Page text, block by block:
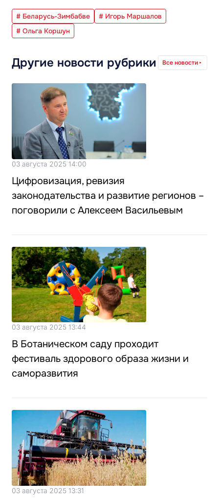
# Беларусь-Зимбабве
# Игорь Маршалов
# Ольга Коршун
Другие новости рубрики Все новости
03 августа 2025 14:00
Цифровизация, ревизия
законодательства и развитие регионов –
поговорили с Алексеем Васильевым
03 августа 2025 13:44
В Ботаническом саду проходит
фестиваль здорового образа жизни и
саморазвития
03 августа 2025 13:31